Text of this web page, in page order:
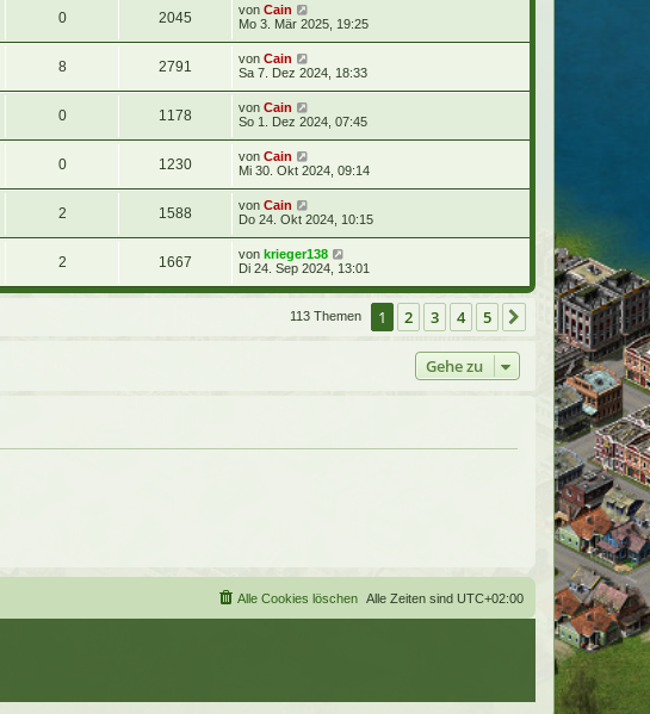
0 2045 von Cain
Mo 3. Mär 2025, 19:25
8 2791 von Cain
Sa 7. Dez 2024, 18:33
0 1178 von Cain
So 1. Dez 2024, 07:45
0 1230 von Cain
Mi 30. Okt 2024, 09:14
2 1588 von Cain
Do 24. Okt 2024, 10:15
2 1667 von krieger138
Di 24. Sep 2024, 13:01
113 Themen 1 2 3 4 5 Nächste
Gehe zu
Alle Zeiten sind UTC+02:00
Alle Cookies löschen